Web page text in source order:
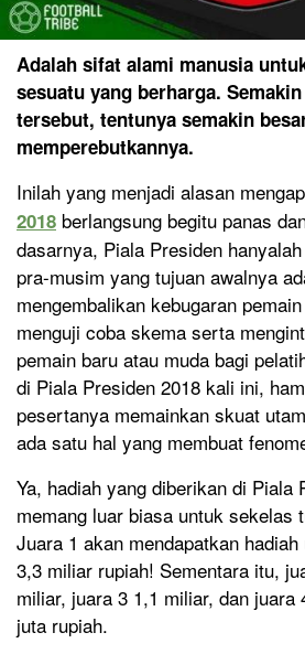
Adalah sifat alami manusia
sesuatu yang berharga.
tersebut, tentunya semakin
memperebutkannya.
Inilah yang menjadi alasan
2018 berlangsung begitu panas
dasarnya, Piala Presiden
pra-musim yang tujuan awalnya
mengembalikan kebugaran
menguji coba skema serta
pemain baru atau muda bagi
di Piala Presiden 2018 kali ini,
pesertanya memainkan skuat
ada satu hal yang membuat
Ya, hadiah yang diberikan di Piala
memang luar biasa untuk sekelas
Juara 1 akan mendapatkan
3,3 miliar rupiah! Sementara itu,
miliar, juara 3 1,1 miliar, dan juara
juta rupiah.